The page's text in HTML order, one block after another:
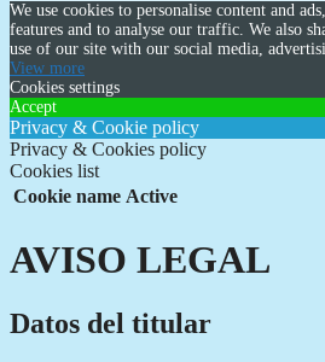
We use cookies to personalise content and
features and to analyse our traffic. We also
use of our site with our social media,
View more
Cookies settings
Accept
Privacy & Cookie policy
Privacy & Cookies policy
Cookies list
Cookie name Active
AVISO LEGAL
Datos del titular